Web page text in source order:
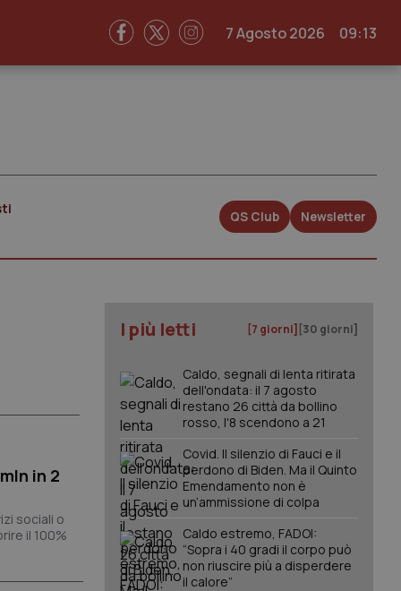
7 Agosto 2026 09:13
QS Club Newsletter
in 2
sociali o
il 100%
I più letti [7 giorni] [30 giorni]
Caldo, segnali di lenta ritirata
dell'ondata: il 7 agosto
restano 26 città da bollino
rosso, l'8 scendono a 21
Covid. Il silenzio di Fauci e il
perdono di Biden. Ma il Quinto
Emendamento non è
un’ammissione di colpa
Caldo estremo, FADOI:
“Sopra i 40 gradi il corpo può
non riuscire più a disperdere
il calore”